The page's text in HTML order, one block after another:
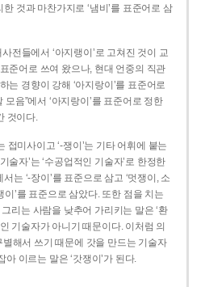
한 것과 마찬가지로 ‘냄비’를 표준어로 삼
전들에서 ‘아지랭이’로 고쳐진 것이 교
준어로 쓰여 왔으나, 현대 언중의 직관
는 경향이 강해 ‘아지랑이’를 표준어로
음”에서 ‘아지랑이’를 표준어로 정한
것이다.
접미사이고 ‘-쟁이’는 기타 어휘에 붙는
술자’는 ‘수공업적인 기술자’로 한정한
는 ‘-장이’를 표준으로 삼고 ‘멋쟁이, 소
이’를 표준으로 삼았다. 또한 점을 치는
리는 사람을 낮추어 가리키는 말은 ‘환
기술자가 아니기 때문이다. 이처럼 의
별해서 쓰기 때문에 갓을 만드는 기술자
아 이르는 말은 ‘갓쟁이’가 된다.